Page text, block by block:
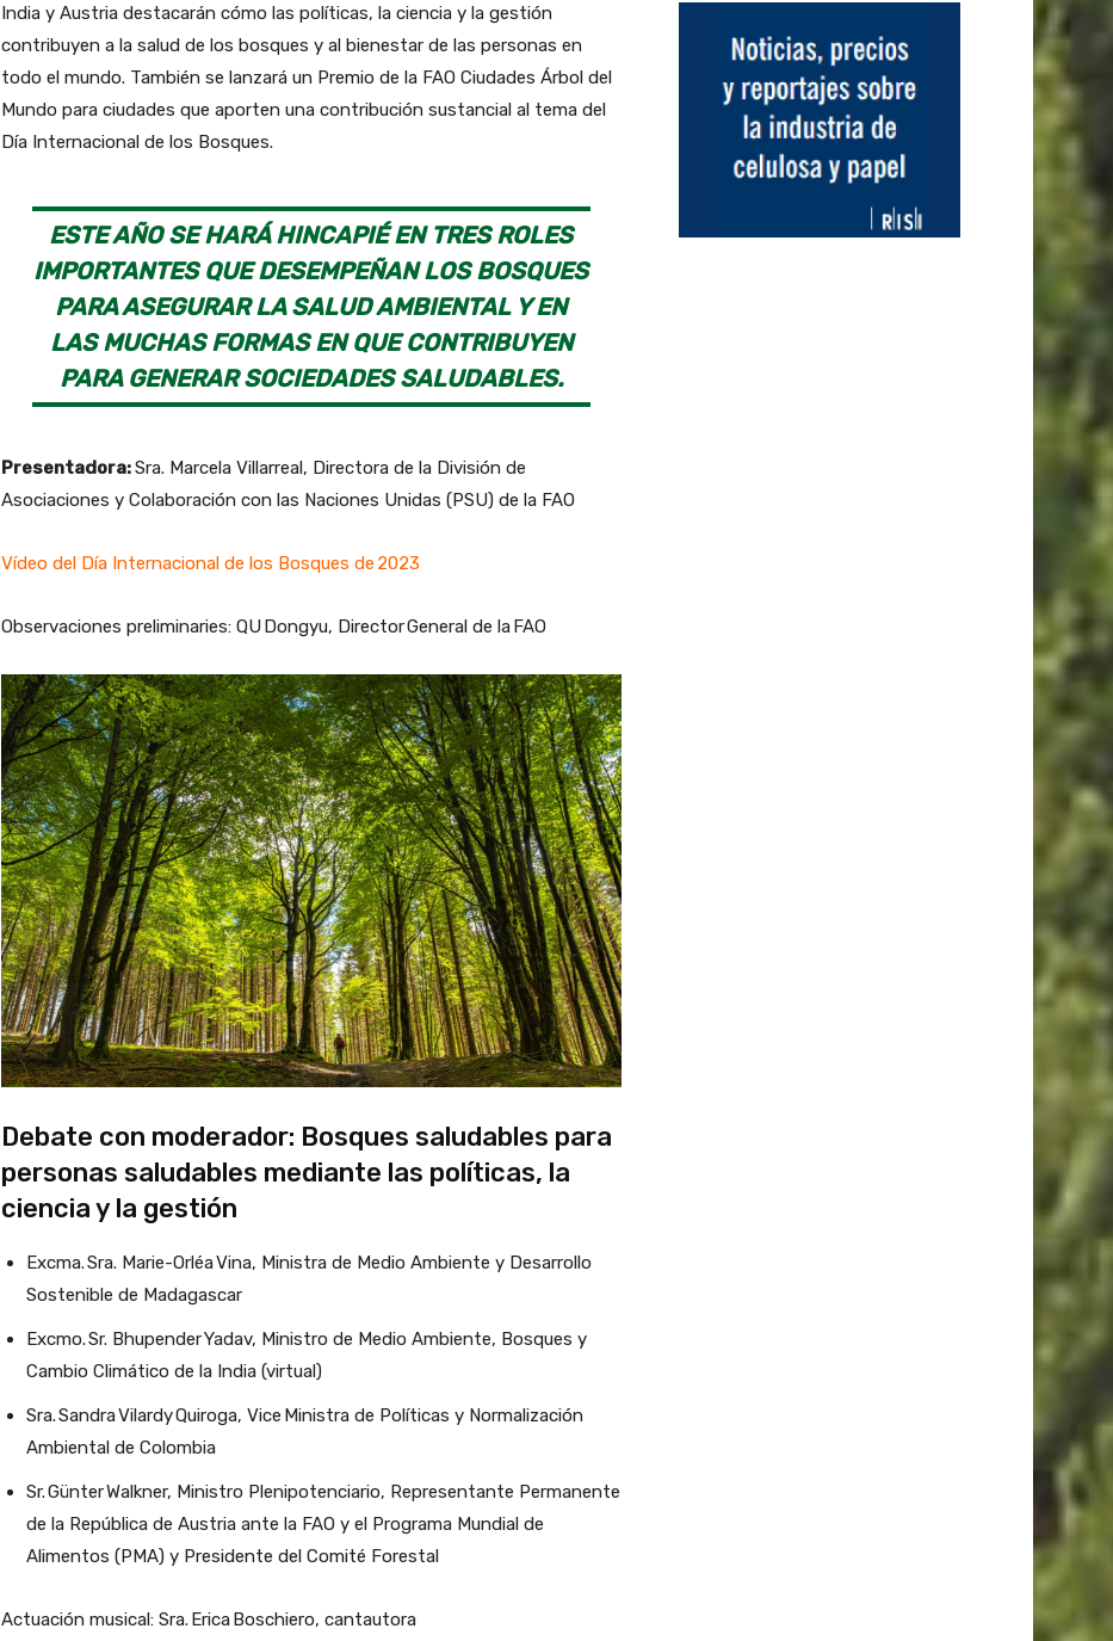
India y Austria destacarán cómo las políticas, la ciencia y la gestión
contribuyen a la salud de los bosques y al bienestar de las personas en
todo el mundo. También se lanzará un Premio de la FAO Ciudades Árbol del
Mundo para ciudades que aporten una contribución sustancial al tema del
Día Internacional de los Bosques.
ESTE AÑO SE HARÁ HINCAPIÉ EN TRES ROLES
IMPORTANTES QUE DESEMPEÑAN LOS BOSQUES
PARA ASEGURAR LA SALUD AMBIENTAL Y EN
LAS MUCHAS FORMAS EN QUE CONTRIBUYEN
PARA GENERAR SOCIEDADES SALUDABLES.
Presentadora:Sra. Marcela Villarreal, Directora de la División de
Asociaciones y Colaboración con las Naciones Unidas (PSU) de la FAO
Vídeo del Día Internacional de los Bosques de 2023
Observaciones preliminaries: QU Dongyu, Director General de la FAO
Debate con moderador: Bosques saludables para
personas saludables mediante las políticas, la
ciencia y la gestión
Excma. Sra. Marie-Orléa Vina, Ministra de Medio Ambiente y Desarrollo
Sostenible de Madagascar
Excmo. Sr. Bhupender Yadav, Ministro de Medio Ambiente, Bosques y
Cambio Climático de la India (virtual)
Sra. Sandra Vilardy Quiroga, Vice Ministra de Políticas y Normalización
Ambiental de Colombia
Sr. Günter Walkner, Ministro Plenipotenciario, Representante Permanente
de la República de Austria ante la FAO y el Programa Mundial de
Alimentos (PMA) y Presidente del Comité Forestal
Actuación musical: Sra. Erica Boschiero, cantautora